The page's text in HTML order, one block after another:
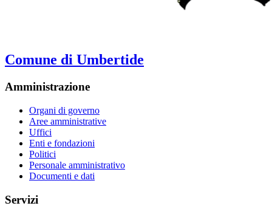
Comune di Umbertide
Amministrazione
Organi di governo
Aree amministrative
Uffici
Enti e fondazioni
Politici
Personale amministrativo
Documenti e dati
Servizi